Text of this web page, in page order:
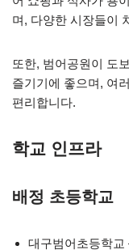
며, 다양한 시장들이
또한, 범어공원이 도
즐기기에 좋으며, 여
편리합니다.
학교 인프라
배정 초등학교
대구범어초등학교